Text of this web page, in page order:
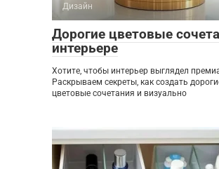
Дизайн
Дорогие цветовые
интерьере
Хотите, чтобы интерьер выглядел
Раскрываем секреты, как создать
цветовые сочетания и визуально